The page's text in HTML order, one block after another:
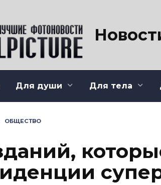
Для души Для тела
ОБЩЕСТВО